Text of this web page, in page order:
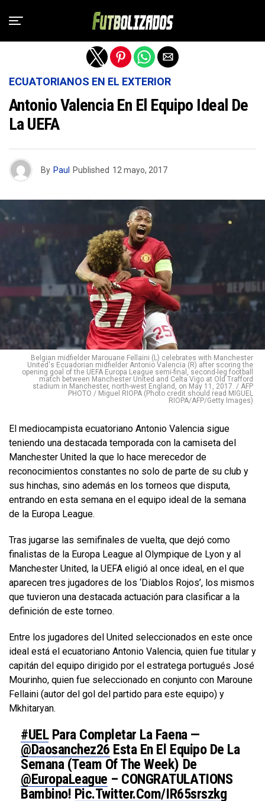
ECUATORIANOS EN EL EXTERIOR
Antonio Valencia En El Equipo Ideal De
La UEFA
By Paul Published 12 mayo, 2017
Belgian midfielder Marouane Fellaini (L) celebrates with Manchester
United's Ecuadorian midfielder Antonio Valencia (R) after scoring the
opening goal of the UEFA Europa League semi-final, second-leg football
match between Manchester United and Celta Vigo at Old Trafford
stadium in Manchester, north-west England, on May 11, 2017. / AFP
PHOTO / Miguel RIOPA (Photo credit should read MIGUEL
RIOPA/AFP/Getty Images)
​El mediocampista ecuatoriano Antonio Valencia sigue
teniendo una destacada temporada con la camiseta del
Manchester United la que lo hace merecedor de
reconocimientos constantes no solo de parte de su club y
sus hinchas, sino además en los torneos que disputa,
entrando en esta semana en el equipo ideal de la semana
de la Europa League.
Tras jugarse las semifinales de vuelta, que dejó como
finalistas de la Europa League al Olympique de Lyon y al
Manchester United, la UEFA eligió al once ideal, en el que
aparecen tres jugadores de los ‘Diablos Rojos’, los mismos
que tuvieron una destacada actuación para clasificar a la
definición de este torneo.
Entre los jugadores del United seleccionados en este once
ideal está el ecuatoriano Antonio Valencia, quien fue titular y
capitán del equipo dirigido por el estratega portugués José
Mourinho, quien fue seleccionado en conjunto con Maroune
Fellaini (autor del gol del partido para este equipo) y
Mkhitaryan.
#UELPara Completar La Faena —
@daosanchez26 Esta En El Equipo De La
Semana (Team Of The Week) De
@EuropaLeague – CONGRATULATIONS
Bambino! Pic.twitter.com/IR65srszkg
Salir de la versión móvil